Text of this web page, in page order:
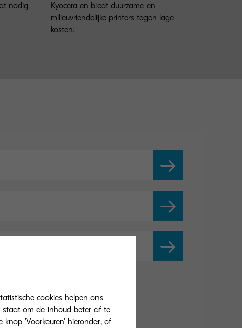
nodig
Kyocera en biedt duurzame en
milieuvriendelijke printers tegen lage
kosten.
cookies helpen ons
staat om de inhoud beter af te
knop 'Voorkeuren' hieronder, of